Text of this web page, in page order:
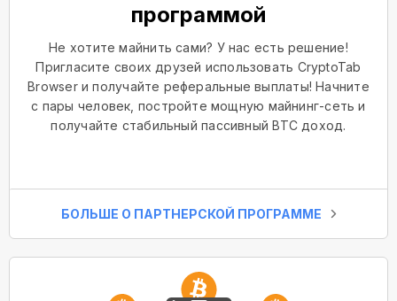
программой
Не хотите майнить сами? У нас есть решение!
Пригласите своих друзей использовать CryptoTab
Browser и получайте реферальные выплаты! Начните
с пары человек, постройте мощную майнинг-сеть и
получайте стабильный пассивный BTC доход.
БОЛЬШЕ О ПАРТНЕРСКОЙ ПРОГРАММЕ